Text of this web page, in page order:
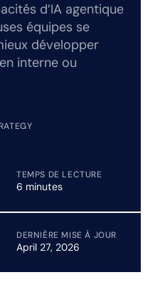
d’IA agentique
équipes se
développer
interne ou
TEMPS DE LECTURE
6 minutes
DERNIÈRE MISE À JOUR
April 27, 2026